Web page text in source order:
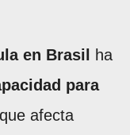
en Brasil
ha
para
que afecta